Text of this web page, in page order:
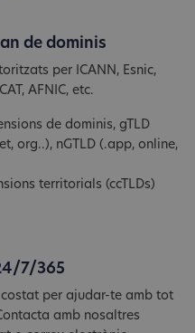
de dominis
per ICANN, Esnic,
AFNIC, etc.
de dominis, gTLD
org..), nGTLD (.app, online,
territorials (ccTLDs)
7/365
costat per ajudar-te amb tot
amb nosaltres